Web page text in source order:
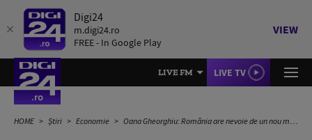
Digi24
m.digi24.ro
FREE - In Google Play
VIEW
LIVE FM LIVE TV
HOME Știri Economie Oana Gheorghiu: România are nevoie de un nou model de creștere economică, pentru a evita „capcana venitului mediu”